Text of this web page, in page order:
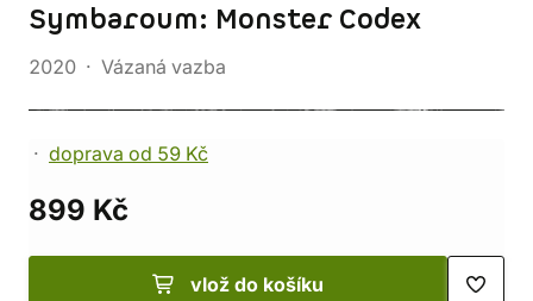
Symbaroum: Monster Codex
2020 Vázaná vazba
doprava od 59 Kč
899 Kč
vlož do košíku